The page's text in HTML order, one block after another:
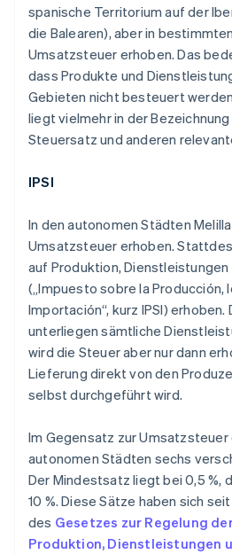
spanische Territorium auf der
die Balearen), aber in
Umsatzsteuer erhoben. Das
dass Produkte und
Gebieten nicht besteuert
liegt vielmehr in der Bezeichnung
Steuersatz und anderen
IPSI
In den autonomen Städten
Umsatzsteuer erhoben.
auf Produktion,
(„Impuesto sobre la Producción,
Importación“, kurz IPSI)
unterliegen sämtliche
wird die Steuer aber nur dann
Lieferung direkt von den
selbst durchgeführt wird.
Im Gegensatz zur
autonomen Städten sechs
Der Mindestsatz liegt bei 0,5 %,
10 %. Diese Sätze haben sich
des Gesetzes zur Regelung
Produktion, Dienstleistungen